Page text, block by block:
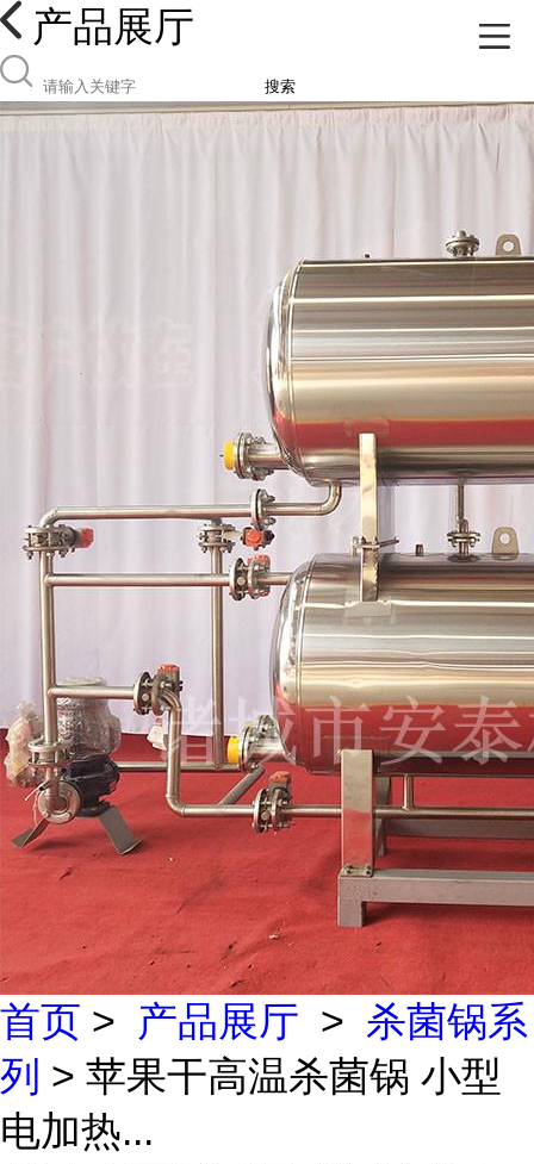
产品展厅
搜索
首页 > 产品展厅 > 杀菌锅系
列 > 苹果干高温杀菌锅 小型
电加热...